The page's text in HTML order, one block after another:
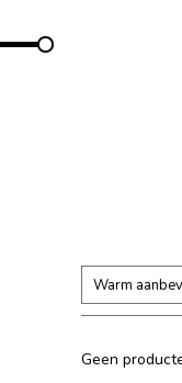
Warm
Geen